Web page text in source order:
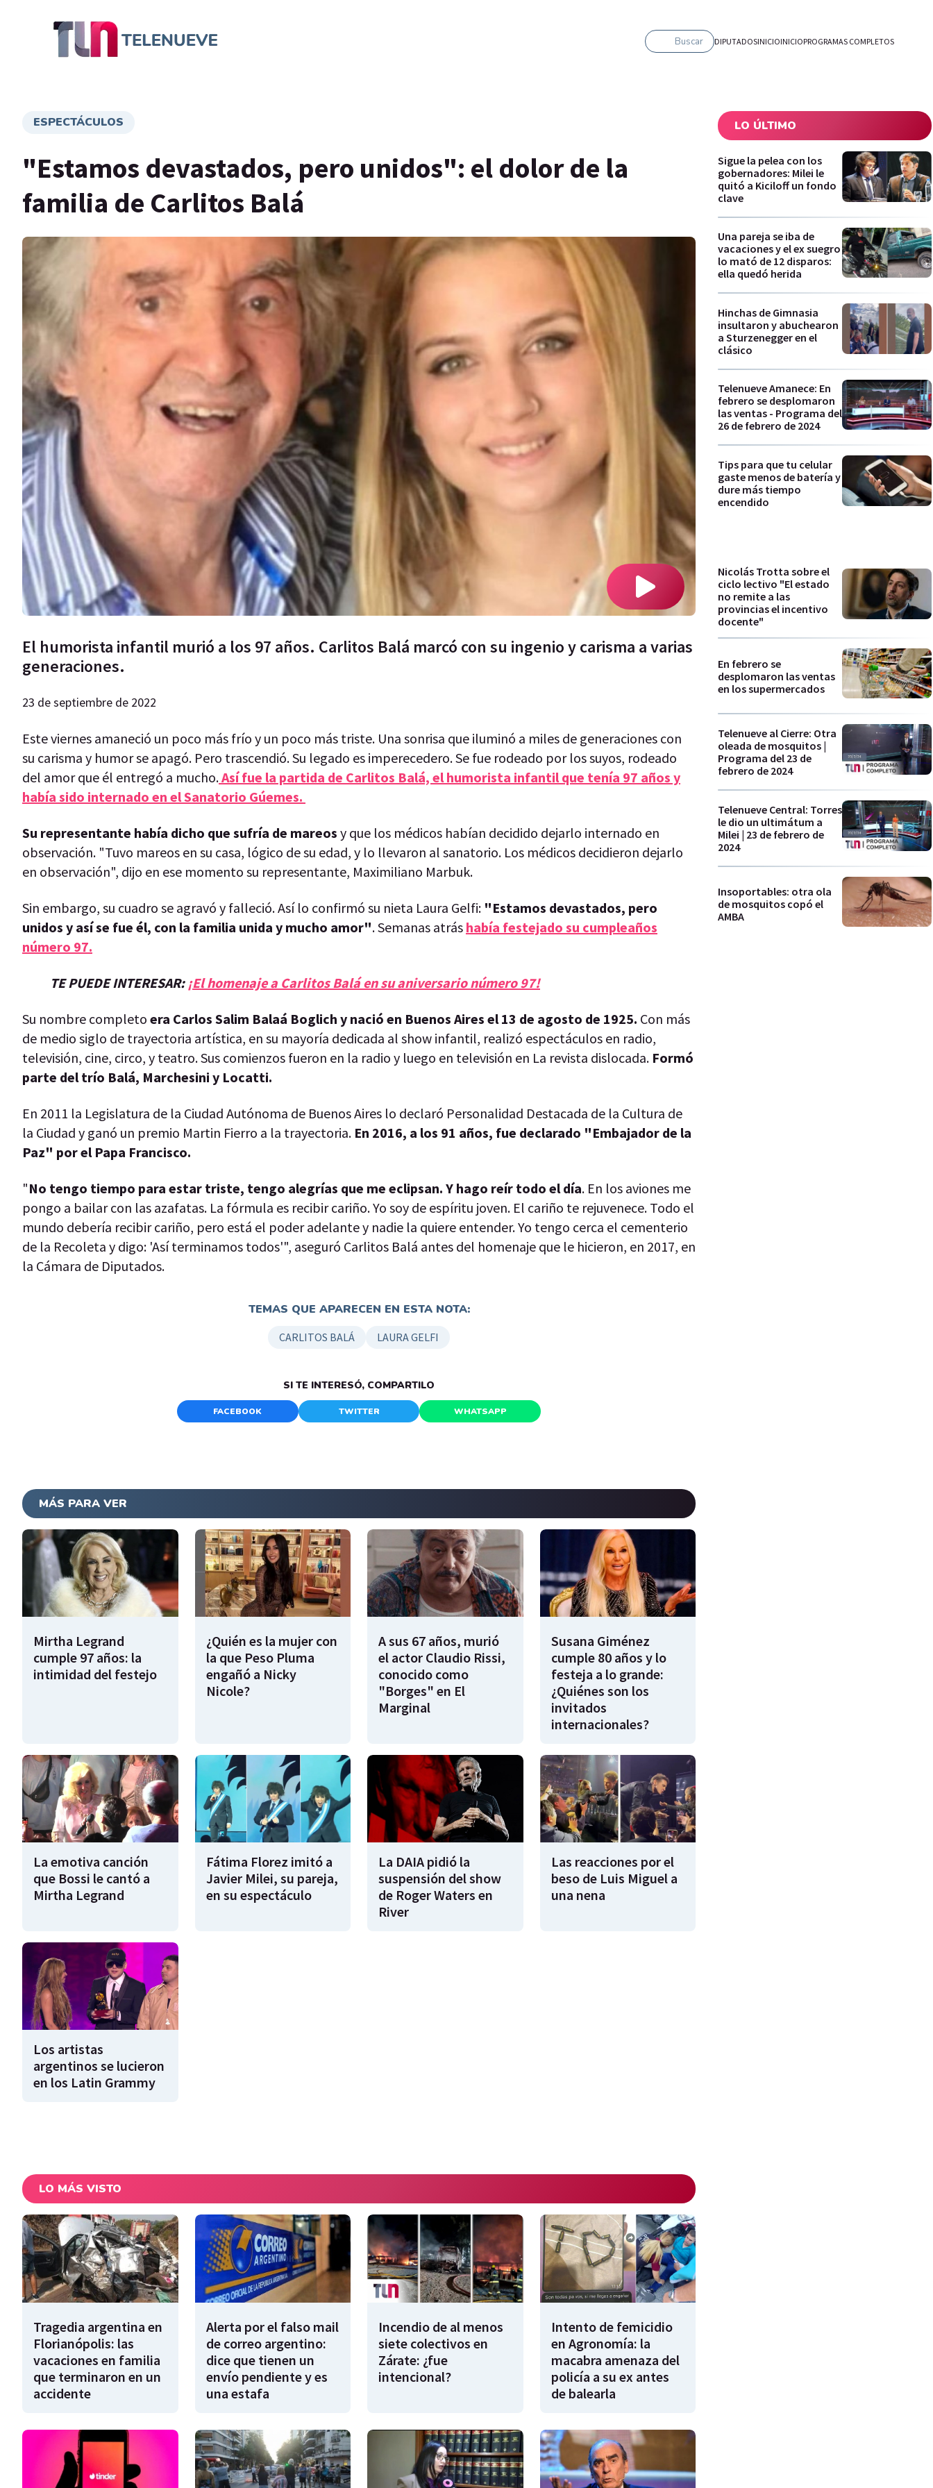
Buscar DIPUTADOSINICIOINICIOPROGRAMAS COMPLETOS
ESPECTÁCULOS
"Estamos devastados, pero unidos": el dolor de la
familia de Carlitos Balá
El humorista infantil murió a los 97 años. Carlitos Balá marcó con su ingenio y carisma a varias
generaciones.
23 de septiembre de 2022
Este viernes amaneció un poco más frío y un poco más triste. Una sonrisa que iluminó a miles de generaciones con
su carisma y humor se apagó. Pero trascendió. Su legado es imperecedero. Se fue rodeado por los suyos, rodeado
del amor que él entregó a mucho.Así fue la partida de Carlitos Balá, el humorista infantil que tenía 97 años y
había sido internado en el Sanatorio Gúemes.
Su representante había dicho que sufría de mareos y que los médicos habían decidido dejarlo internado en
observación. "Tuvo mareos en su casa, lógico de su edad, y lo llevaron al sanatorio. Los médicos decidieron dejarlo
en observación", dijo en ese momento su representante, Maximiliano Marbuk.
Sin embargo, su cuadro se agravó y falleció. Así lo confirmó su nieta Laura Gelfi: "Estamos devastados, pero
unidos y así se fue él, con la familia unida y mucho amor". Semanas atrás había festejado su cumpleaños
número 97.
TE PUEDE INTERESAR: ¡El homenaje a Carlitos Balá en su aniversario número 97!
Su nombre completo era Carlos Salim Balaá Boglich y nació en Buenos Aires el 13 de agosto de 1925. Con más
de medio siglo de trayectoria artística, en su mayoría dedicada al show infantil, realizó espectáculos en radio,
televisión, cine, circo, y teatro. Sus comienzos fueron en la radio y luego en televisión en La revista dislocada. Formó
parte del trío Balá, Marchesini y Locatti.
En 2011 la Legislatura de la Ciudad Autónoma de Buenos Aires lo declaró Personalidad Destacada de la Cultura de
la Ciudad y ganó un premio Martin Fierro a la trayectoria. En 2016, a los 91 años, fue declarado "Embajador de la
Paz" por el Papa Francisco.
"No tengo tiempo para estar triste, tengo alegrías que me eclipsan. Y hago reír todo el día. En los aviones me
pongo a bailar con las azafatas. La fórmula es recibir cariño. Yo soy de espíritu joven. El cariño te rejuvenece. Todo el
mundo debería recibir cariño, pero está el poder adelante y nadie la quiere entender. Yo tengo cerca el cementerio
de la Recoleta y digo: 'Así terminamos todos'", aseguró Carlitos Balá antes del homenaje que le hicieron, en 2017, en
la Cámara de Diputados.
TEMAS QUE APARECEN EN ESTA NOTA:
CARLITOS BALÁ LAURA GELFI
SI TE INTERESÓ, COMPARTILO
FACEBOOK TWITTER WHATSAPP
MÁS PARA VER
Mirtha Legrand
cumple 97 años: la
intimidad del festejo
¿Quién es la mujer con
la que Peso Pluma
engañó a Nicky
Nicole?
A sus 67 años, murió
el actor Claudio Rissi,
conocido como
"Borges" en El
Marginal
Susana Giménez
cumple 80 años y lo
festeja a lo grande:
¿Quiénes son los
invitados
internacionales?
La emotiva canción
que Bossi le cantó a
Mirtha Legrand
Fátima Florez imitó a
Javier Milei, su pareja,
en su espectáculo
La DAIA pidió la
suspensión del show
de Roger Waters en
River
Las reacciones por el
beso de Luis Miguel a
una nena
Los artistas
argentinos se lucieron
en los Latin Grammy
LO MÁS VISTO
Tragedia argentina en
Florianópolis: las
vacaciones en familia
que terminaron en un
accidente
Alerta por el falso mail
de correo argentino:
dice que tienen un
envío pendiente y es
una estafa
Incendio de al menos
siete colectivos en
Zárate: ¿fue
intencional?
Intento de femicidio
en Agronomía: la
macabra amenaza del
policía a su ex antes
de balearla
LO ÚLTIMO
Sigue la pelea con los
gobernadores: Milei le
quitó a Kiciloff un fondo
clave
Una pareja se iba de
vacaciones y el ex suegro
lo mató de 12 disparos:
ella quedó herida
Hinchas de Gimnasia
insultaron y abuchearon
a Sturzenegger en el
clásico
Telenueve Amanece: En
febrero se desplomaron
las ventas - Programa del
26 de febrero de 2024
Tips para que tu celular
gaste menos de batería y
dure más tiempo
encendido
Nicolás Trotta sobre el
ciclo lectivo "El estado
no remite a las
provincias el incentivo
docente"
En febrero se
desplomaron las ventas
en los supermercados
Telenueve al Cierre: Otra
oleada de mosquitos |
Programa del 23 de
febrero de 2024
Telenueve Central: Torres
le dio un ultimátum a
Milei | 23 de febrero de
2024
Insoportables: otra ola
de mosquitos copó el
AMBA